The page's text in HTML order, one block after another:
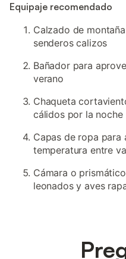
Equipaje recomendado
Calzado de
senderos calizos
Bañador para
verano
Chaqueta
cálidos por la noche
Capas de ropa para
temperatura entre
Cámara o
leonados y aves